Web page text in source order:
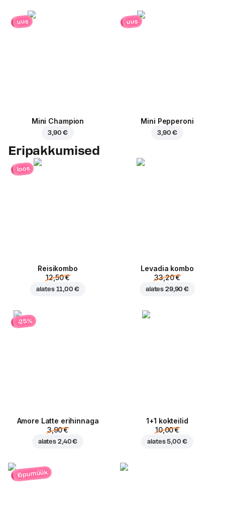
uus
Mini Champion
3,90 €
uus
Mini Pepperoni
3,90 €
Eripakkumised
loos
Reisikombo
12,50 €
alates 11,00 €
Levadia kombo
33,20 €
alates 29,90 €
-25%
Amore Latte erihinnaga
3,90 €
alates 2,40 €
1+1 kokteilid
10,00 €
alates5,00 €
lõpumüük